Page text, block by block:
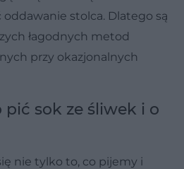
stolca. Dlatego są
łagodnych metod
przy okazjonalnych
sok ze śliwek i o
nie tylko to, co pijemy i